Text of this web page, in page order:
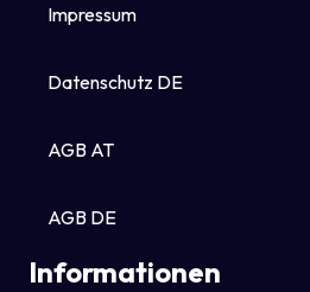
Impressum
Datenschutz DE
AGB AT
AGB DE
Informationen